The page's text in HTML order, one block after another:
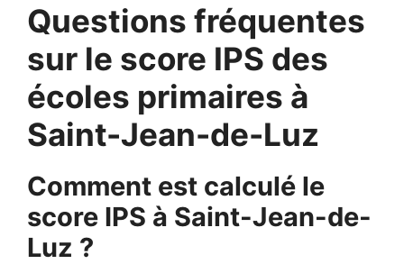
Questions fréquentes
sur le score IPS des
écoles primaires à
Saint-Jean-de-Luz
Comment est calculé le
score IPS à Saint-Jean-de-
Luz ?